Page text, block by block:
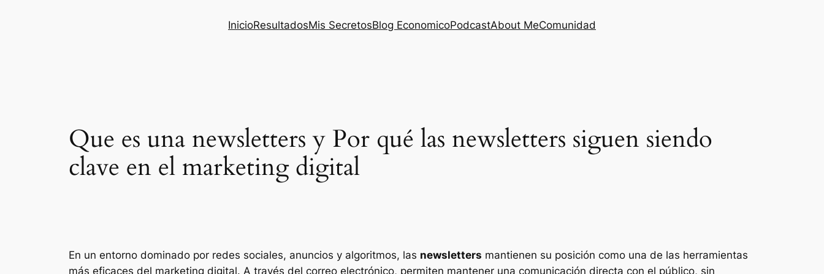
InicioResultadosMis SecretosBlog EconomicoPodcastAbout MeComunidad
Que es una newsletters y Por qué las newsletters siguen siendo
clave en el marketing digital
En un entorno dominado por redes sociales, anuncios y algoritmos, las newsletters mantienen su posición como una de las herramientas
más eficaces del marketing digital. A través del correo electrónico, permiten mantener una comunicación directa con el público, sin